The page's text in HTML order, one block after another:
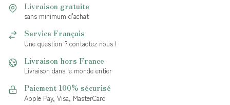
Livraison gratuite
sans minimum d'achat
Service Français
Une question ? contactez nous !
Livraison hors France
Livraison dans le monde entier
Paiement 100% sécurisé
Apple Pay, Visa, MasterCard